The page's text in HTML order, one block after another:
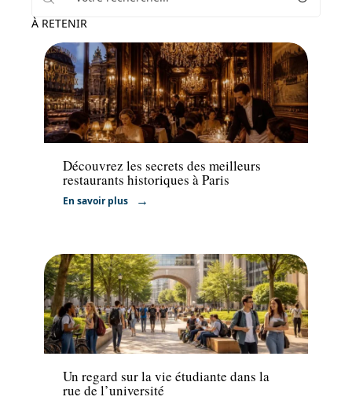
À RETENIR
Activités
Découvrez les secrets des meilleurs
restaurants historiques à Paris
En savoir plus
Activités
Un regard sur la vie étudiante dans la
rue de l’université